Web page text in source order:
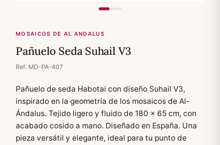
MOSAICOS DE AL ANDALUS
Pañuelo Seda Suhail V3
Ref. MD-PA-407
Pañuelo de seda Habotai con diseño Suhail V3,
inspirado en la geometría de los mosaicos de Al-
Ándalus. Tejido ligero y fluido de 180 × 65 cm, con
acabado cosido a mano. Diseñado en España. Una
pieza versátil y elegante, ideal para tu punto de